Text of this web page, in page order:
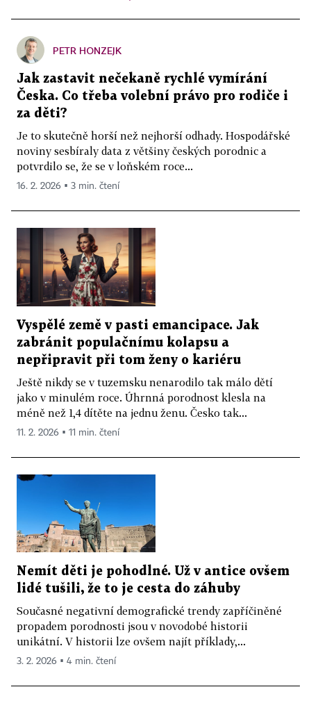
PETR HONZEJK
Jak zastavit nečekaně rychlé vymírání
Česka. Co třeba volební právo pro rodiče i
za děti?
Je to skutečně horší než nejhorší odhady. Hospodářské
noviny sesbíraly data z většiny českých porodnic a
potvrdilo se, že se v loňském roce...
16. 2. 2026 ▪ 3 min. čtení
Vyspělé země v pasti emancipace. Jak
zabránit populačnímu kolapsu a
nepřipravit při tom ženy o kariéru
Ještě nikdy se v tuzemsku nenarodilo tak málo dětí
jako v minulém roce. Úhrnná porodnost klesla na
méně než 1,4 dítěte na jednu ženu. Česko tak...
11. 2. 2026 ▪ 11 min. čtení
Nemít děti je pohodlné. Už v antice ovšem
lidé tušili, že to je cesta do záhuby
Současné negativní demografické trendy zapříčiněné
propadem porodnosti jsou v novodobé historii
unikátní. V historii lze ovšem najít příklady,...
3. 2. 2026 ▪ 4 min. čtení